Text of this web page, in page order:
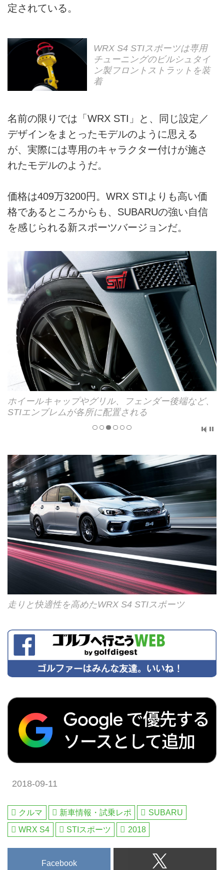
定されている。
WRX S4 STIスポーツは専用
チューニングのビルシュタイ
ン製フロントストラットを装
着
名前の限りでは「WRX STI」と、同じ設定／
デザインをまとったモデルのように思える
が、実際には専用のキャラクター付けが施さ
れたモデルのようだ。
価格は409万3200円。WRX STIよりも高い価
格であるところからも、SUBARUの強い自信
を感じられる新スポーツバージョンだ。
ホイールキャップやグリル、フェンダー後端など、
STIエンブレムが各所に配置される
走りと快適性を高めたWRX S4 STIスポーツ
2018-09-11
クルマ 新車情報・試乗レポ
SUBARU
WRX S4
STIスポーツ 2018
Facebook